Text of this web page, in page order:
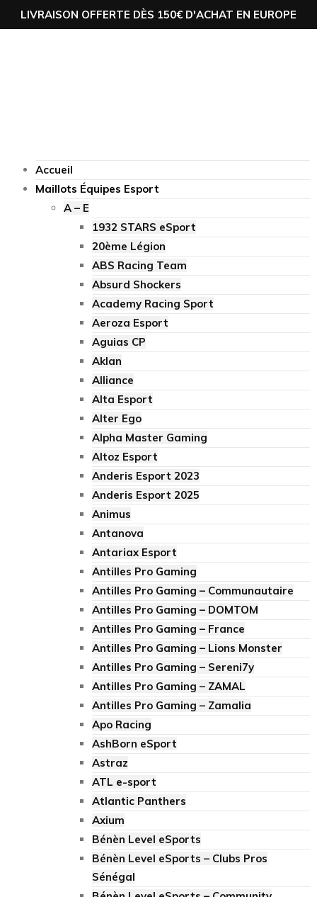
LIVRAISON OFFERTE DÈS 150€ D'ACHAT EN EUROPE
Accueil
Maillots Équipes Esport
A – E
1932 STARS eSport
20ème Légion
ABS Racing Team
Absurd Shockers
Academy Racing Sport
Aeroza Esport
Aguias CP
Aklan
Alliance
Alta Esport
Alter Ego
Alpha Master Gaming
Altoz Esport
Anderis Esport 2023
Anderis Esport 2025
Animus
Antanova
Antariax Esport
Antilles Pro Gaming
Antilles Pro Gaming – Communautaire
Antilles Pro Gaming – DOMTOM
Antilles Pro Gaming – France
Antilles Pro Gaming – Lions Monster
Antilles Pro Gaming – Sereni7y
Antilles Pro Gaming – ZAMAL
Antilles Pro Gaming – Zamalia
Apo Racing
AshBorn eSport
Astraz
ATL e-sport
Atlantic Panthers
Axium
Bénèn Level eSports
Bénèn Level eSports – Clubs Pros
Sénégal